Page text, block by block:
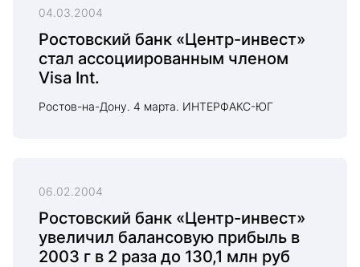
04.03.2004
Ростовский банк «Центр-инвест»
стал ассоциированным членом
Visa Int.
Ростов-на-Дону. 4 марта. ИНТЕРФАКС-ЮГ
06.02.2004
Ростовский банк «Центр-инвест»
увеличил балансовую прибыль в
2003 г в 2 раза до 130,1 млн руб